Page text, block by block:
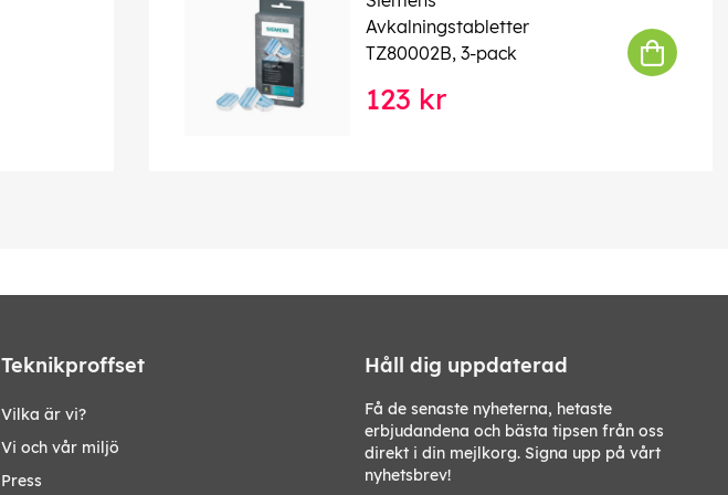
Avkalningstabletter
TZ80002B, 3-pack
123 kr
Teknikproffset
Vilka är vi?
Vi och vår miljö
Press
Håll dig uppdaterad
Få de senaste nyheterna, hetaste
erbjudandena och bästa tipsen från oss
direkt i din mejlkorg. Signa upp på vårt
nyhetsbrev!